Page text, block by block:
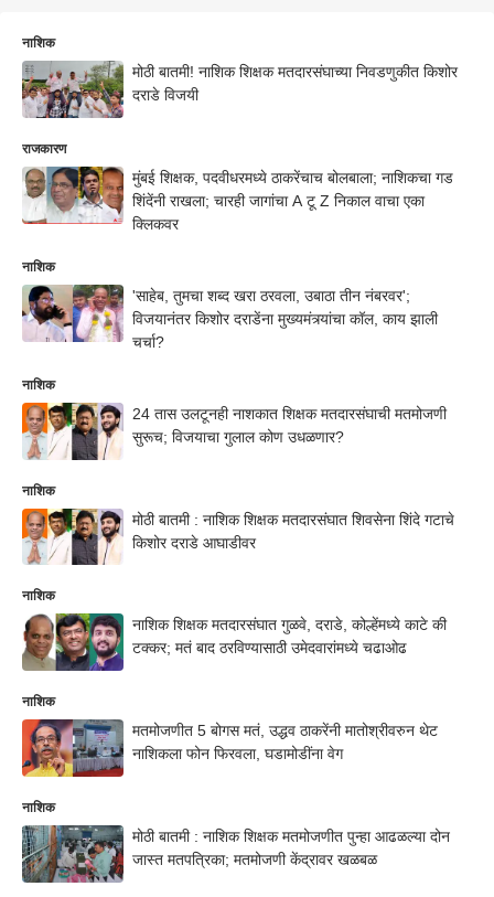
नाशिक
मोठी बातमी! नाशिक शिक्षक मतदारसंघाच्या निवडणुकीत किशोर
दराडे विजयी
राजकारण
मुंबई शिक्षक, पदवीधरमध्ये ठाकरेंचाच बोलबाला; नाशिकचा गड
शिंदेंनी राखला; चारही जागांचा A टू Z निकाल वाचा एका
क्लिकवर
नाशिक
'साहेब, तुमचा शब्द खरा ठरवला, उबाठा तीन नंबरवर';
विजयानंतर किशोर दराडेंना मुख्यमंत्र्यांचा कॉल, काय झाली
चर्चा?
नाशिक
24 तास उलटूनही नाशकात शिक्षक मतदारसंघाची मतमोजणी
सुरूच; विजयाचा गुलाल कोण उधळणार?
नाशिक
मोठी बातमी : नाशिक शिक्षक मतदारसंघात शिवसेना शिंदे गटाचे
किशोर दराडे आघाडीवर
नाशिक
नाशिक शिक्षक मतदारसंघात गुळवे, दराडे, कोल्हेंमध्ये काटे की
टक्कर; मतं बाद ठरविण्यासाठी उमेदवारांमध्ये चढाओढ
नाशिक
मतमोजणीत 5 बोगस मतं, उद्धव ठाकरेंनी मातोश्रीवरुन थेट
नाशिकला फोन फिरवला, घडामोडींना वेग
नाशिक
मोठी बातमी : नाशिक शिक्षक मतमोजणीत पुन्हा आढळल्या दोन
जास्त मतपत्रिका; मतमोजणी केंद्रावर खळबळ